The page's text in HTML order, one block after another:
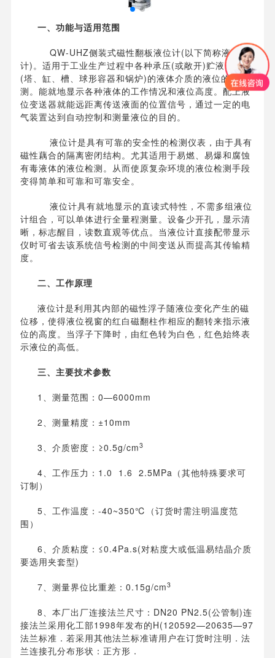
一、功能与适用范围
QW-UHZ侧装式磁性翻板液位计(以下简称液位
计)。适用于工业生产过程中各种承压(或敞开)贮液设备
(塔、缸、槽、球形容器和锅炉)的液体介质的液位的检
测。能就地显示各种液体的工作情况和液位高度。配上液
位变送器就能远距离传送液面的位置信号，通过一定的电
气装置达到自动控制和测量液位的目的。
液位计是具有可靠的安全性的检测仪表，由于具有
磁性藕合的隔离密闭结构。尤其适用于易燃、易爆和腐蚀
有毒液体的液位检测。从而使原复杂环境的液位检测手段
变得简单和可靠和可靠安全。
液位计具有就地显示的直读式特性，不需多组液位
计组合，可以单体进行全量程测量。设备少开孔，显示清
晰，标志醒目，读数直观等优点。当液位计直接配带显示
仪时可省去该系统信号检测的中间变送从而提高其传输精
度。
二、工作原理
液位计是利用其内部的磁性浮子随液位变化产生的磁
位移，使得液位视窗的红白磁翻柱作相应的翻转来指示液
位的高度。当浮子下降时，由红色转为白色，红色始终表
示液位的高低。
三、主要技术参数
1、测量范围：0—6000mm
2、测量精度：±10mm
3、介质密度：≥0.5g/cm3
4、工作压力：1.0 1.6 2.5MPa（其他特殊要求可
订制）
5、工作温度：-40~350℃（订货时需注明温度范
围）
6、介质粘度：≤0.4Pa.s(对粘度大或低温易结晶介质
要选用夹套型)
7、测量界位比重差：0.15g/cm3
8、本厂出厂连接法兰尺寸：DN20 PN2.5(公管制)连
接法兰采用化工部1998年发布的H(120592—20635—97
法兰标准．若采用其他法兰标准请用户在订货时注明．法
兰连接孔分布形状：正方形．